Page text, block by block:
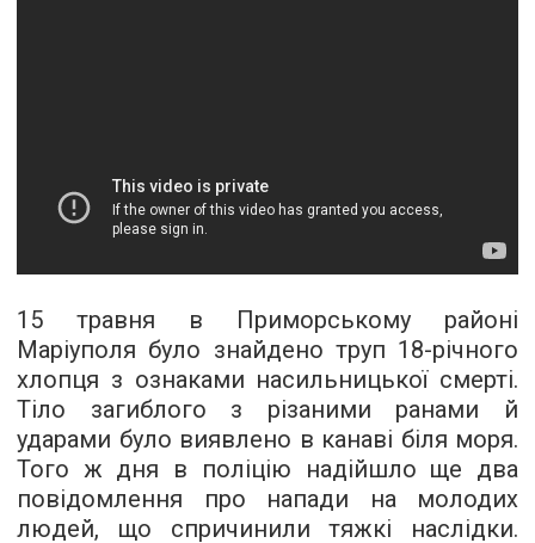
15 травня в Приморському районі
Маріуполя було знайдено труп 18-річного
хлопця з ознаками насильницької смерті.
Тіло загиблого з різаними ранами й
ударами було виявлено в канаві біля моря.
Того ж дня в поліцію надійшло ще два
повідомлення про напади на молодих
людей, що спричинили тяжкі наслідки.